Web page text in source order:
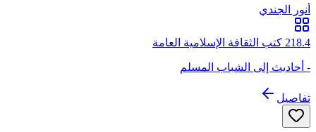
أنور الجندي
218.4 كتب الثقافة الإسلامية العامة
- أحاديث إلى الشباب المسلم
تفاصيل